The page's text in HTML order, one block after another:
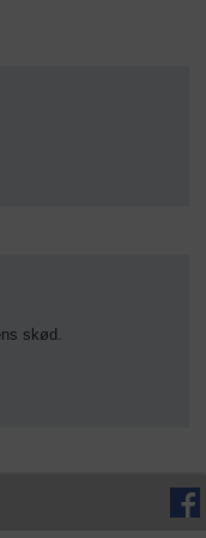
skød.